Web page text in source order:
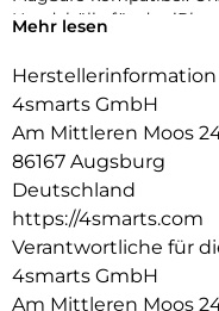
Handyhülle für das
das Smartphone
Effizientes Aufladen: Mit
Netzladegerät kannst du
effizient aufladen. Dank
3.0 bist du mit bis zu 20
Vollständiger Schutz:
mit unserer
Hülle. Das 9H-
Air effektiv vor Kratzern
Mehr lesen
Herstellerinformation
4smarts GmbH
Am Mittleren Moos
86167 Augsburg
Deutschland
https://4smarts.com
Verantwortliche für
4smarts GmbH
Am Mittleren Moos